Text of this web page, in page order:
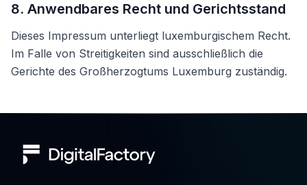
8. Anwendbares Recht und Gerichtsstand
Dieses Impressum unterliegt luxemburgischem Recht.
Im Falle von Streitigkeiten sind ausschließlich die
Gerichte des Großherzogtums Luxemburg zuständig.